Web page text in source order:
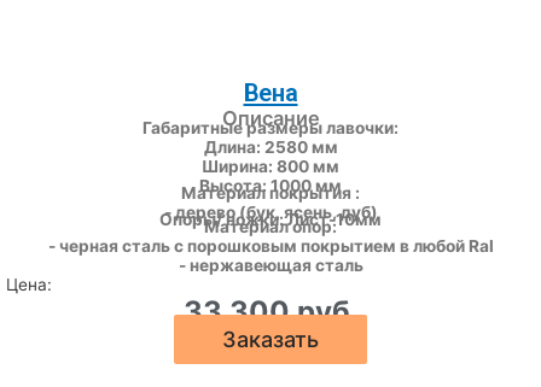
Вена
Описание
Габаритные размеры лавочки:
Длина: 2580 мм
Ширина: 800 мм
Высота: 1000 мм
Материал покрытия :
- дерево (бук, ясень, дуб)
Опоры/ ножки: Лист-10мм
Материал опор:
- черная сталь с порошковым покрытием в любой Ral
- нержавеющая сталь
Цена:
33 300 руб.
Заказать